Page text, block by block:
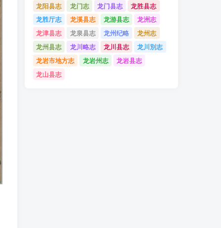
龙阳县志 龙门志 龙门县志
龙胜县志
龙胜厅志
龙溪县志 龙游县志
龙洲志
龙津县志
龙泉县志 龙州纪略
龙州志
龙州县志
龙川略志 龙川县志
龙川別志
龙岩市地方志
龙岩州志
龙岩县志
龙山县志